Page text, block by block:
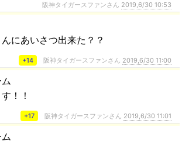
阪神タイガースファンさん 2019,6/30 10:53
にあいさつ出来た？？
+14 阪神タイガースファンさん 2019,6/30 11:00
！！
+17 阪神タイガースファンさん 2019,6/30 11:01